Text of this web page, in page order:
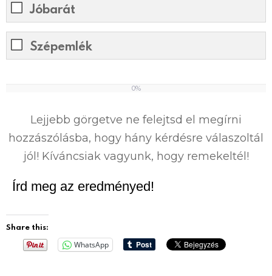
Jóbarát
Szépemlék
0%
Lejjebb görgetve ne felejtsd el megírni
hozzászólásba, hogy hány kérdésre válaszoltál
jól! Kíváncsiak vagyunk, hogy remekeltél!
Írd meg az eredményed!
Share this:
WhatsApp